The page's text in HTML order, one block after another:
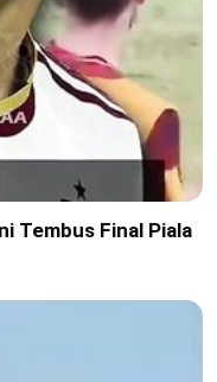
Tembus Final Piala